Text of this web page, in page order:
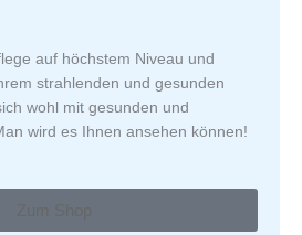
auf höchstem Niveau und
strahlenden und gesunden
wohl mit gesunden und
wird es Ihnen ansehen können!
Zum Shop